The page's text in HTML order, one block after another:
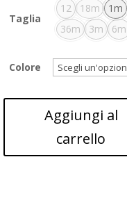
Taglia
12 18m 1m
36m
3m 6m
Colore
Aggiungi al
carrello